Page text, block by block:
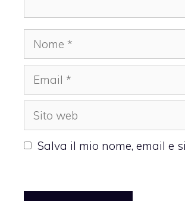
Nome
Email
Sito
web
Salva il mio nome, email e